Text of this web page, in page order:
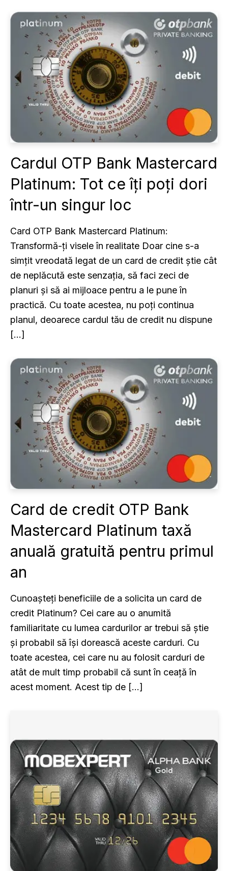
Cardul OTP Bank Mastercard
Platinum: Tot ce îți poți dori
într-un singur loc
Card OTP Bank Mastercard Platinum:
Transformă-ți visele în realitate Doar cine s-a
simțit vreodată legat de un card de credit știe cât
de neplăcută este senzația, să faci zeci de
planuri și să ai mijloace pentru a le pune în
practică. Cu toate acestea, nu poți continua
planul, deoarece cardul tău de credit nu dispune
[…]
Card de credit OTP Bank
Mastercard Platinum taxă
anuală gratuită pentru primul
an
Cunoașteți beneficiile de a solicita un card de
credit Platinum? Cei care au o anumită
familiaritate cu lumea cardurilor ar trebui să știe
și probabil să își dorească aceste carduri. Cu
toate acestea, cei care nu au folosit carduri de
atât de mult timp probabil că sunt în ceață în
acest moment. Acest tip de […]